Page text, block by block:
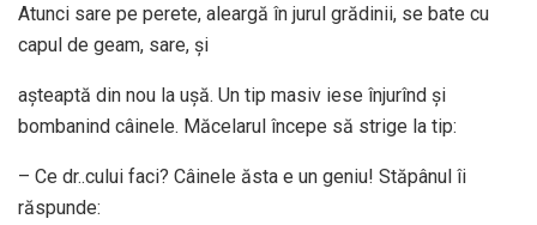
Atunci sare pe perete, aleargă în jurul grădinii, se bate cu
capul de geam, sare, şi
aşteaptă din nou la uşă. Un tip masiv iese înjurînd şi
bombanind câinele. Măcelarul începe să strige la tip:
– Ce dr..cului faci? Câinele ăsta e un geniu! Stăpânul îi
răspunde: